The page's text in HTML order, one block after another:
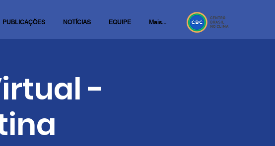
PUBLICAÇÕES NOTÍCIAS EQUIPE Mais...
-